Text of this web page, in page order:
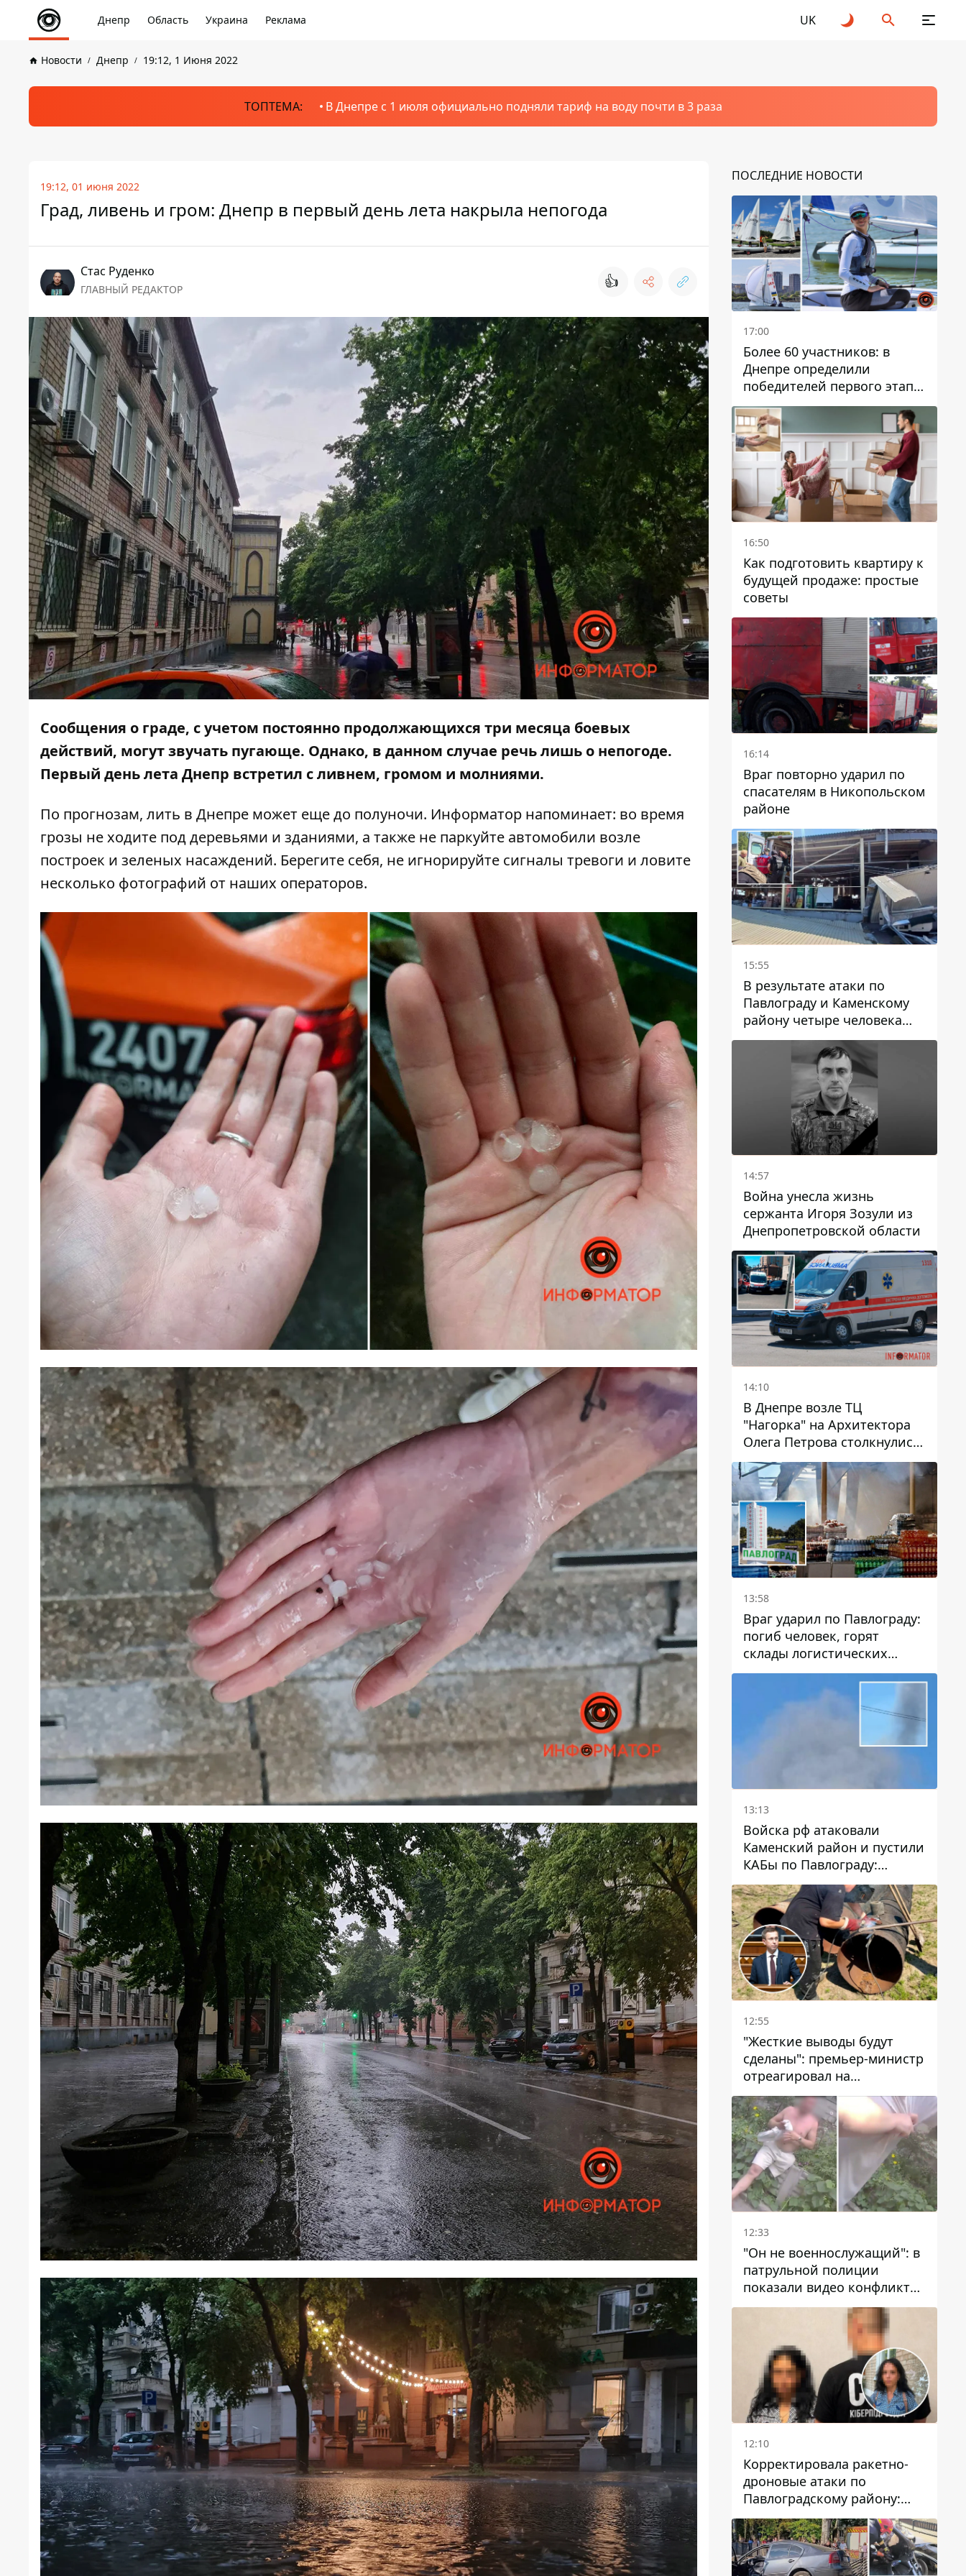
Днепр Область Украина Реклама UK
Новости Днепр 19:12, 1 Июня 2022
ТОПТЕМА: В Днепре с 1 июля официально подняли тариф на воду почти в 3 раза
19:12, 01 июня 2022
Град, ливень и гром: Днепр в первый день лета накрыла непогода
Стаc Руденко
ГЛАВНЫЙ РЕДАКТОР 👍
Сообщения о граде, с учетом постоянно продолжающихся три месяца боевых
действий, могут звучать пугающе. Однако, в данном случае речь лишь о непогоде.
Первый день лета Днепр встретил с ливнем, громом и молниями.
По прогнозам, лить в Днепре может еще до полуночи. Информатор напоминает: во время
грозы не ходите под деревьями и зданиями, а также не паркуйте автомобили возле
построек и зеленых насаждений. Берегите себя, не игнорируйте сигналы тревоги и ловите
несколько фотографий от наших операторов.
ПОСЛЕДНИЕ НОВОСТИ
17:00
Более 60 участников: в
Днепре определили
победителей первого этапа
Кубка Украины по
парусному спорту
16:50
Как подготовить квартиру к
будущей продаже: простые
советы
16:14
Враг повторно ударил по
спасателям в Никопольском
районе
15:55
В результате атаки по
Павлограду и Каменскому
району четыре человека
погибли, семеро получили
ранения
14:57
Война унесла жизнь
сержанта Игоря Зозули из
Днепропетровской области
14:10
В Днепре возле ТЦ
"Нагорка" на Архитектора
Олега Петрова столкнулись
"скорая" и Toyota: трамваи
№5 задерживаются
13:58
Враг ударил по Павлограду:
погиб человек, горят
склады логистических
компаний и магазина
13:13
Войска рф атаковали
Каменский район и пустили
КАБы по Павлограду:
пострадал мужчина, в небо
поднимается столб дыма
12:55
"Жесткие выводы будут
сделаны": премьер-министр
отреагировал на
несколькодневное
отсутствие воды в Марганце
12:33
"Он не военнослужащий": в
патрульной полиции
показали видео конфликта
с мужчиной без ноги на
проспекте Поля в Днепре
12:10
Корректировала ракетно-
дроновые атаки по
Павлоградскому району:
задержали вражескую
агентку